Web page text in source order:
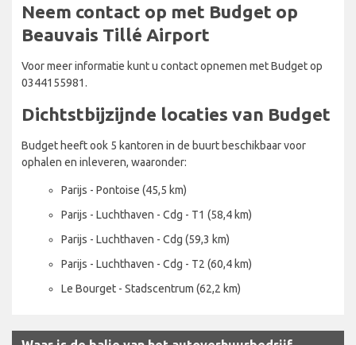
Neem contact op met Budget op
Beauvais Tillé Airport
Voor meer informatie kunt u contact opnemen met Budget op
0344155981.
Dichtstbijzijnde locaties van Budget
Budget heeft ook 5 kantoren in de buurt beschikbaar voor
ophalen en inleveren, waaronder:
Parijs - Pontoise (45,5 km)
Parijs - Luchthaven - Cdg - T1 (58,4 km)
Parijs - Luchthaven - Cdg (59,3 km)
Parijs - Luchthaven - Cdg - T2 (60,4 km)
Le Bourget - Stadscentrum (62,2 km)